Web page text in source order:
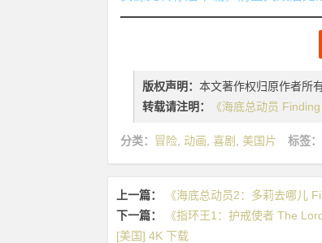
版权声明：本文著作权归原作者所
转载请注明：
《海底总动员
分类： 冒险 动画 喜剧 美国片 标签：
上一篇：
《海底总动员2：多莉去哪儿
下一篇：
《指环王1：护戒使者 The
[美国] 4K 下载